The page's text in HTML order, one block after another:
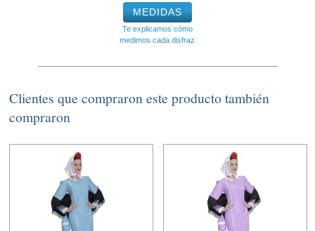
MEDIDAS
Te explicamos cómo
medimos cada disfraz
Clientes que compraron este producto también
compraron